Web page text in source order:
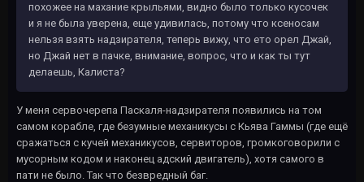
похожее на махание крыльями, видно было только кусочек
и я не была уверена, еще удивилась, потому что ксеносам
нельзя взять надзирателя, теперь вижу, что ето орел Джай,
но Джай нет в пачке, внимание, вопрос, что и как ты тут
делаешь, Калиста?
У меня сервочерепа Паскаля-надзирателя появились на том
самом корабле, где безумные механикусы с Кьява Гаммы (где ещё
сражаться с кучей механикусов, сервиторов, громкоговорили с
мусорным кодом и наконец адский двигатель), хотя самого в
пати не было. Так что безвредный баг.